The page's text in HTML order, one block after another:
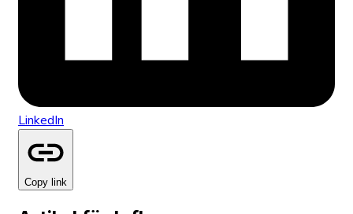
LinkedIn
Copy link